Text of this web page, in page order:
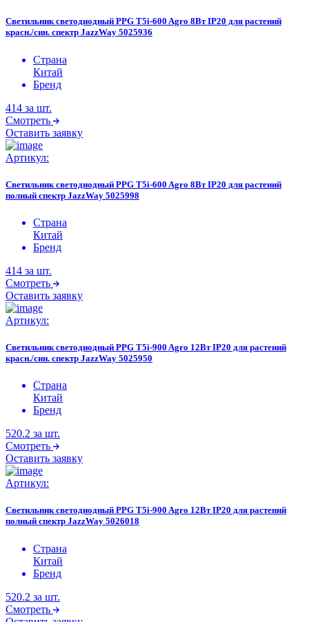
Светильник светодиодный PPG T5i-600 Agro 8Вт IP20 для растений
красн./син. спектр JazzWay 5025936
Страна
Китай
Бренд
414 за шт.
Смотреть
Оставить заявку
Артикул:
Светильник светодиодный PPG T5i-600 Agro 8Вт IP20 для растений
полный спектр JazzWay 5025998
Страна
Китай
Бренд
414 за шт.
Смотреть
Оставить заявку
Артикул:
Светильник светодиодный PPG T5i-900 Agro 12Вт IP20 для растений
красн./син. спектр JazzWay 5025950
Страна
Китай
Бренд
520.2 за шт.
Смотреть
Оставить заявку
Артикул:
Светильник светодиодный PPG T5i-900 Agro 12Вт IP20 для растений
полный спектр JazzWay 5026018
Страна
Китай
Бренд
520.2 за шт.
Смотреть